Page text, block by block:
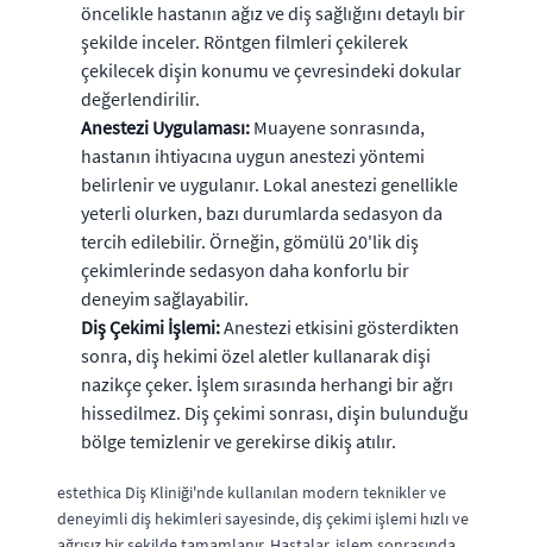
öncelikle hastanın ağız ve diş sağlığını detaylı bir
şekilde inceler. Röntgen filmleri çekilerek
çekilecek dişin konumu ve çevresindeki dokular
değerlendirilir.
Anestezi Uygulaması: Muayene sonrasında,
hastanın ihtiyacına uygun anestezi yöntemi
belirlenir ve uygulanır. Lokal anestezi genellikle
yeterli olurken, bazı durumlarda sedasyon da
tercih edilebilir. Örneğin, gömülü 20'lik diş
çekimlerinde sedasyon daha konforlu bir
deneyim sağlayabilir.
Diş Çekimi İşlemi:Anestezi etkisini gösterdikten
sonra, diş hekimi özel aletler kullanarak dişi
nazikçe çeker. İşlem sırasında herhangi bir ağrı
hissedilmez. Diş çekimi sonrası, dişin bulunduğu
bölge temizlenir ve gerekirse dikiş atılır.
estethica Diş Kliniği'nde kullanılan modern teknikler ve
deneyimli diş hekimleri sayesinde, diş çekimi işlemi hızlı ve